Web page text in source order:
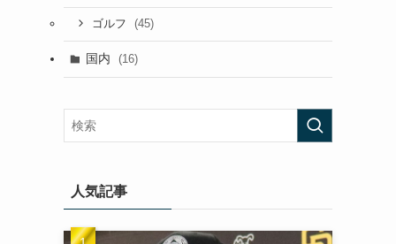
ゴルフ (45)
国内 (16)
人気記事